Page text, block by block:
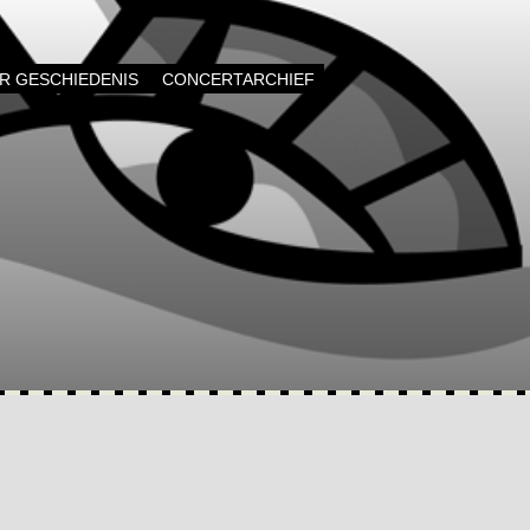
GESCHIEDENIS CONCERTARCHIEF